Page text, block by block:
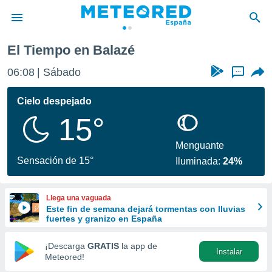
de
por
se
calidad.
a este
las
y
forma
digital
basada
El Tiempo en Balazé
06:08 Sábado ...
Cielo despejado
15°
Sensación de 15°
Menguante
Iluminada:24%
Llega una vaguada
Este fin de semana dejará tormentas con lluvias
fuertes y granizo en España
¡Descarga GRATIS la app de
Meteored!
Instalar